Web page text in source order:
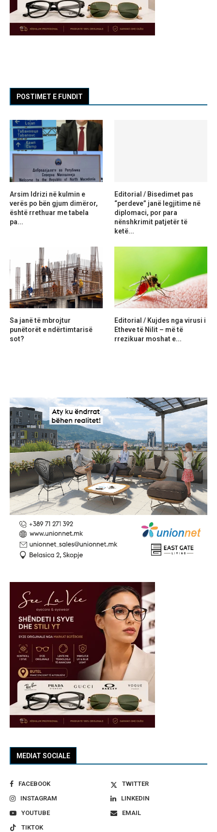
MEDIAT SOCIALE
FACEBOOK
TWITTER
INSTAGRAM
LINKEDIN
YOUTUBE
EMAIL
TIKTOK
POSTIMET E FUNDIT
Arsim Idrizi në kulmin e
verës po bën gjum dimëror,
është rrethuar me tabela
pa...
Editorial / Bisedimet pas
“perdeve” janë legjitime në
diplomaci, por para
nënshkrimit patjetër të
ketë...
Sa janë të mbrojtur
punëtorët e ndërtimtarisë
sot?
Editorial / Kujdes nga virusi i
Etheve të Nilit – më të
rrezikuar moshat e...